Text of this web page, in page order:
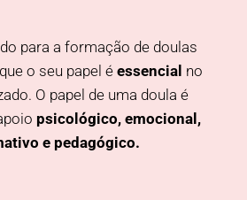
para a formação de doulas
o seu papel é essencial no
O papel de uma doula é
psicológico, emocional,
e pedagógico.